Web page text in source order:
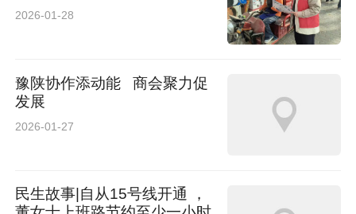
2026-01-28
豫陕协作添动能 商会聚力促
发展
2026-01-27
民生故事|自从15号线开通 ，